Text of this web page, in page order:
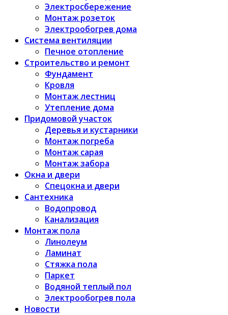
Электросбережение
Монтаж розеток
Электрообогрев дома
Система вентиляции
Печное отопление
Строительство и ремонт
Фундамент
Кровля
Монтаж лестниц
Утепление дома
Придомовой участок
Деревья и кустарники
Монтаж погреба
Монтаж сарая
Монтаж забора
Окна и двери
Спецокна и двери
Сантехника
Водопровод
Канализация
Монтаж пола
Линолеум
Ламинат
Стяжка пола
Паркет
Водяной теплый пол
Электрообогрев пола
Новости